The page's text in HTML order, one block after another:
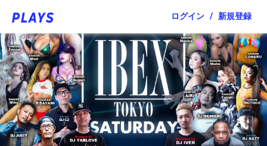
ログイン / 新規登録